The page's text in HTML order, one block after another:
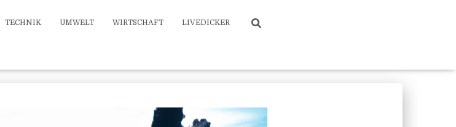
TECHNIK UMWELT WIRTSCHAFT LIVEDICKER